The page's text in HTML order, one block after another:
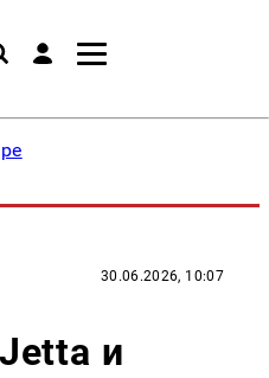
30.06.2026, 10:07
и